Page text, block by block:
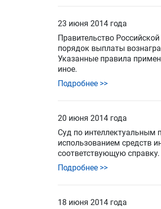
23 июня 2014 года
Правительство
порядок выплаты
Указанные правила
иное.
Подробнее >>
20 июня 2014 года
Суд по интеллектуальным
использованием средств
соответствующую справку.
Подробнее >>
18 июня 2014 года